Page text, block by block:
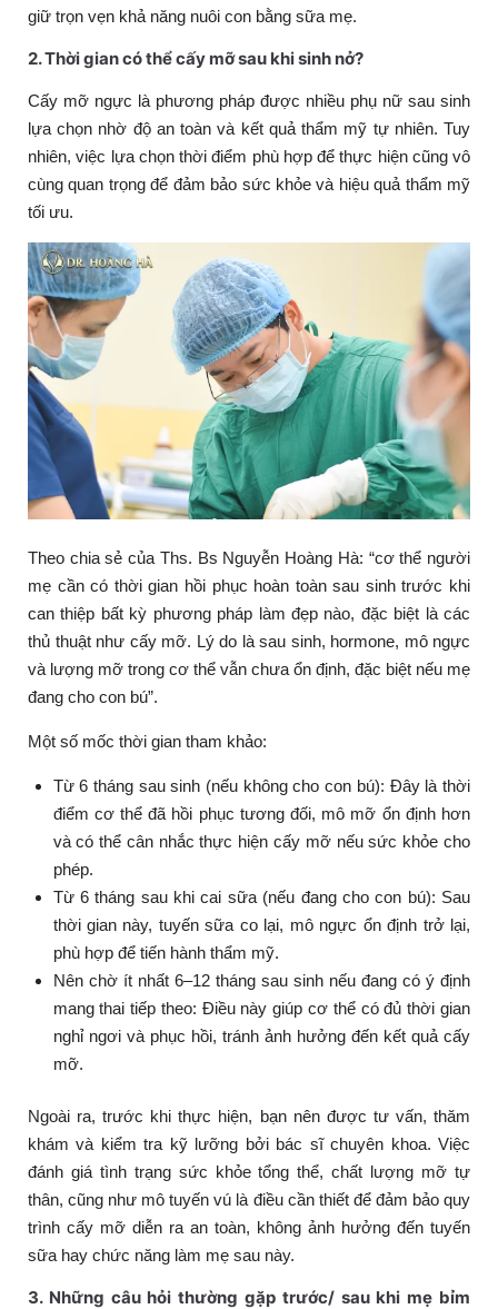
giữ trọn vẹn khả năng nuôi con bằng sữa mẹ.
2. Thời gian có thể cấy mỡ sau khi sinh nở?
Cấy mỡ ngực là phương pháp được nhiều phụ nữ sau sinh
lựa chọn nhờ độ an toàn và kết quả thẩm mỹ tự nhiên. Tuy
nhiên, việc lựa chọn thời điểm phù hợp để thực hiện cũng vô
cùng quan trọng để đảm bảo sức khỏe và hiệu quả thẩm mỹ
tối ưu.
Theo chia sẻ của Ths. Bs Nguyễn Hoàng Hà: “cơ thể người
mẹ cần có thời gian hồi phục hoàn toàn sau sinh trước khi
can thiệp bất kỳ phương pháp làm đẹp nào, đặc biệt là các
thủ thuật như cấy mỡ. Lý do là sau sinh, hormone, mô ngực
và lượng mỡ trong cơ thể vẫn chưa ổn định, đặc biệt nếu mẹ
đang cho con bú”.
Một số mốc thời gian tham khảo:
Từ 6 tháng sau sinh (nếu không cho con bú): Đây là thời
điểm cơ thể đã hồi phục tương đối, mô mỡ ổn định hơn
và có thể cân nhắc thực hiện cấy mỡ nếu sức khỏe cho
phép.
Từ 6 tháng sau khi cai sữa (nếu đang cho con bú): Sau
thời gian này, tuyến sữa co lại, mô ngực ổn định trở lại,
phù hợp để tiến hành thẩm mỹ.
Nên chờ ít nhất 6–12 tháng sau sinh nếu đang có ý định
mang thai tiếp theo: Điều này giúp cơ thể có đủ thời gian
nghỉ ngơi và phục hồi, tránh ảnh hưởng đến kết quả cấy
mỡ.
Ngoài ra, trước khi thực hiện, bạn nên được tư vấn, thăm
khám và kiểm tra kỹ lưỡng bởi bác sĩ chuyên khoa. Việc
đánh giá tình trạng sức khỏe tổng thể, chất lượng mỡ tự
thân, cũng như mô tuyến vú là điều cần thiết để đảm bảo quy
trình cấy mỡ diễn ra an toàn, không ảnh hưởng đến tuyến
sữa hay chức năng làm mẹ sau này.
3. Những câu hỏi thường gặp trước/ sau khi mẹ bỉm